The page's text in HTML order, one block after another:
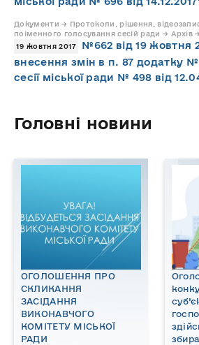
Документи → Протоколи, рішення,
поіменного голосування сесій ради → Архів
19 жовтня 2017
№662 від 19 жовтня
внесення змін в п. 87 додатку
сесії міської ради № 498 від
Головні новини
ОГОЛОШЕННЯ ПРО
СКЛИКАННЯ
ЗАСІДАННЯ
ВИКОНАВЧОГО
КОМІТЕТУ МІСЬКОЇ
РАДИ